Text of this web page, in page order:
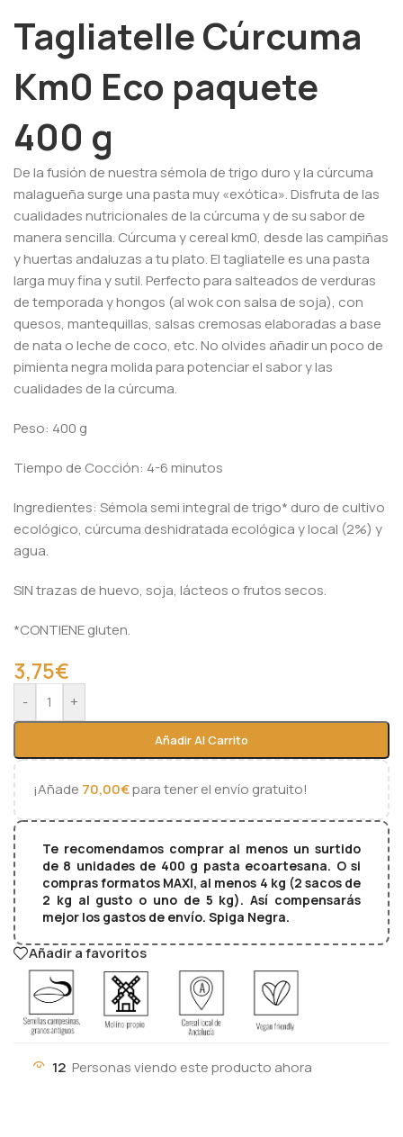
Tagliatelle Cúrcuma
Km0 Eco paquete
400 g
De la fusión de nuestra sémola de trigo duro y la cúrcuma
malagueña surge una pasta muy «exótica». Disfruta de las
cualidades nutricionales de la cúrcuma y de su sabor de
manera sencilla. Cúrcuma y cereal km0, desde las campiñas
y huertas andaluzas a tu plato. El tagliatelle es una pasta
larga muy fina y sutil. Perfecto para salteados de verduras
de temporada y hongos (al wok con salsa de soja), con
quesos, mantequillas, salsas cremosas elaboradas a base
de nata o leche de coco, etc. No olvides añadir un poco de
pimienta negra molida para potenciar el sabor y las
cualidades de la cúrcuma.
Peso: 400 g
Tiempo de Cocción: 4-6 minutos
Ingredientes: Sémola semi integral de trigo* duro de cultivo
ecológico, cúrcuma deshidratada ecológica y local (2%) y
agua.
SIN trazas de huevo, soja, lácteos o frutos secos.
*CONTIENE gluten.
3,75€
- +
Añadir Al Carrito
Alternative:
¡Añade 70,00€para tener el envío gratuito!
Te recomendamos comprar al menos un surtido
de 8 unidades de 400 g pasta ecoartesana. O si
compras formatos MAXI, al menos 4 kg (2 sacos de
2 kg al gusto o uno de 5 kg). Así compensarás
mejor los gastos de envío. Spiga Negra.
Añadir a favoritos
12 Personas viendo este producto ahora